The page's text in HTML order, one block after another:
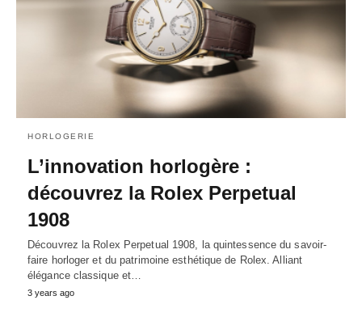
HORLOGERIE
L’innovation horlogère :
découvrez la Rolex Perpetual
1908
Découvrez la Rolex Perpetual 1908, la quintessence du savoir-
faire horloger et du patrimoine esthétique de Rolex. Alliant
élégance classique et…
3 years ago